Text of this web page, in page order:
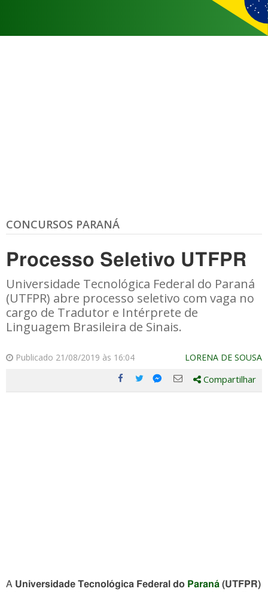
CONCURSOS PARANÁ
Processo Seletivo UTFPR
Universidade Tecnológica Federal do Paraná
(UTFPR) abre processo seletivo com vaga no
cargo de Tradutor e Intérprete de
Linguagem Brasileira de Sinais.
Publicado 21/08/2019 às 16:04 LORENA DE SOUSA
Compartilhe
Compartilhe
Compartilhe
Compartilhe
Compartilhar
A Universidade Tecnológica Federal do Paraná (UTFPR)